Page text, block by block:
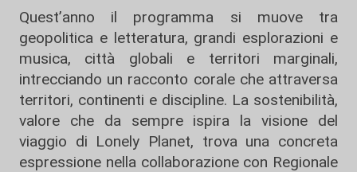
Quest’anno il programma si muove tra
geopolitica e letteratura, grandi esplorazioni e
musica, città globali e territori marginali,
intrecciando un racconto corale che attraversa
territori, continenti e discipline. La sostenibilità,
valore che da sempre ispira la visione del
viaggio di Lonely Planet, trova una concreta
espressione nella collaborazione con Regionale